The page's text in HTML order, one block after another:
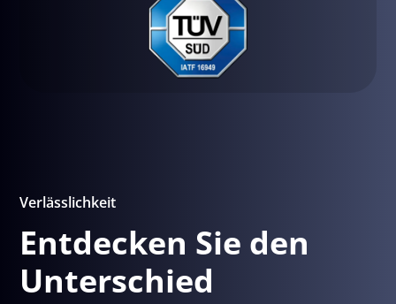
Verlässlichkeit
Entdecken Sie den
Unterschied